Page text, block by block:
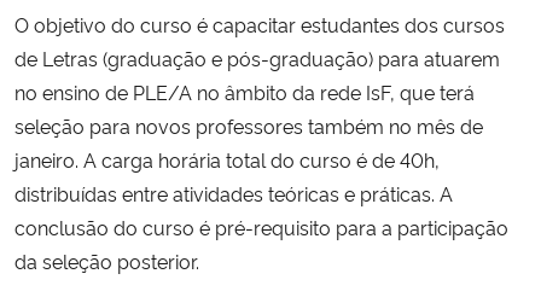
Secretaria de Governo
Gabinete de Segurança Institucional
Planalto
O objetivo do curso é capacitar estudantes dos cursos
de Letras (graduação e pós-graduação) para atuarem
no ensino de PLE/A no âmbito da rede IsF, que terá
seleção para novos professores também no mês de
janeiro. A carga horária total do curso é de 40h,
distribuídas entre atividades teóricas e práticas. A
conclusão do curso é pré-requisito para a participação
da seleção posterior.